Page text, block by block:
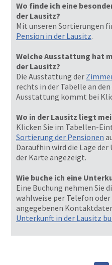
Wo finde ich eine
der Lausitz?
Mit unseren Sortierungen
Pension in der Lausitz.
Welche Ausstattung hat
der Lausitz?
Die Ausstattung der
rechts in der Tabelle an
Ausstattung kommt bei
Wo in der Lausitz liegt
Klicken Sie im Tabellen-
Sortierung der Pensionen
Daraufhin wird die Lage
der Karte angezeigt.
Wie buche ich eine
Eine Buchung nehmen Sie
wahlweise per Telefon
angegebenen
Unterkunft in der Lausitz